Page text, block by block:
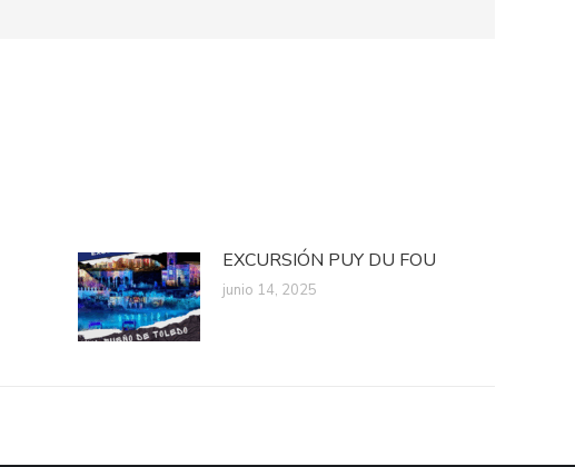
EXCURSIÓN PUY DU FOU
junio 14, 2025